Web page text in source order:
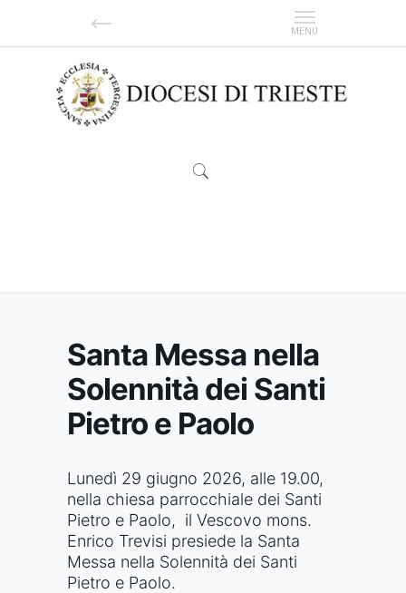
Santa Messa nella
Solennità dei Santi
Pietro e Paolo
Lunedì 29 giugno 2026, alle 19.00,
nella chiesa parrocchiale dei Santi
Pietro e Paolo, il Vescovo mons.
Enrico Trevisi presiede la Santa
Messa nella Solennità dei Santi
Pietro e Paolo.